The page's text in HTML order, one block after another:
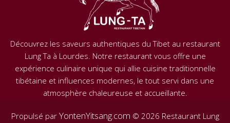
Découvrez les saveurs authentiques du Tibet au restaurant
Lung Ta à Lourdes. Notre restaurant vous offre une
expérience culinaire unique qui allie cuisine traditionnelle
tibétaine et influences modernes, le tout servi dans une
atmosphère chaleureuse et accueillante.
Propulsé par YontenYitsang.com © 2026 Restaurant Lung